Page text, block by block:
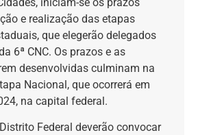
e realização das etapas
que elegerão delegados
6ª CNC. Os prazos e as
desenvolvidas culminam na
Nacional, que ocorrerá em
na capital federal.
Federal deverão convocar